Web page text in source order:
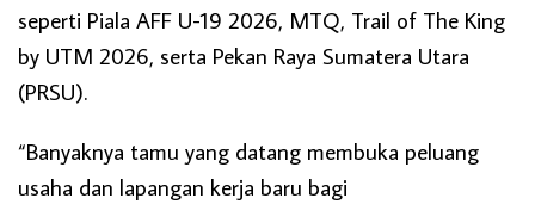
seperti Piala AFF U-19 2026, MTQ, Trail of The King
by UTM 2026, serta Pekan Raya Sumatera Utara
(PRSU).
“Banyaknya tamu yang datang membuka peluang
usaha dan lapangan kerja baru bagi